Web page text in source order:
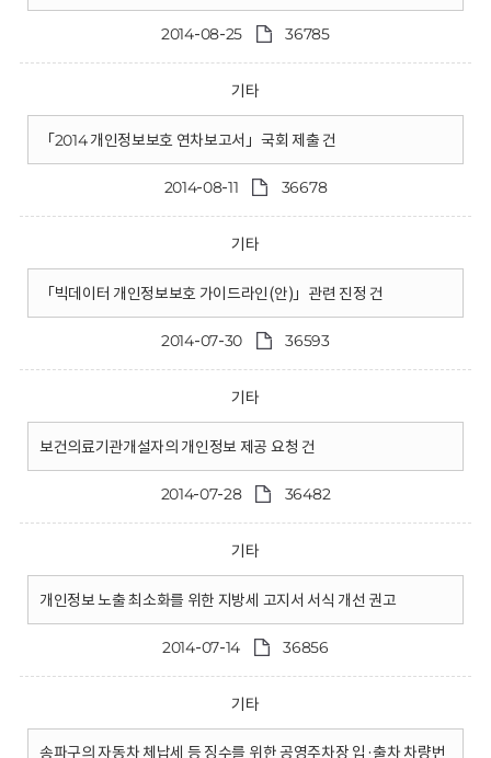
2014-08-25 36785
기타
「2014 개인정보보호 연차보고서」국회 제출 건
2014-08-11 36678
기타
「빅데이터 개인정보보호 가이드라인(안)」관련 진정 건
2014-07-30 36593
기타
보건의료기관개설자의 개인정보 제공 요청 건
2014-07-28 36482
기타
개인정보 노출 최소화를 위한 지방세 고지서 서식 개선 권고
2014-07-14 36856
기타
송파구의 자동차 체납세 등 징수를 위한 공영주차장 입·출차 차량번